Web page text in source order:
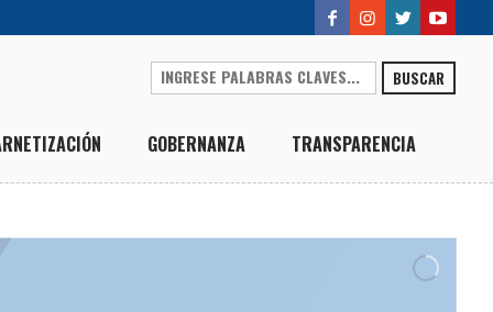
BUSCAR
GOBERNANZA TRANSPARENCIA